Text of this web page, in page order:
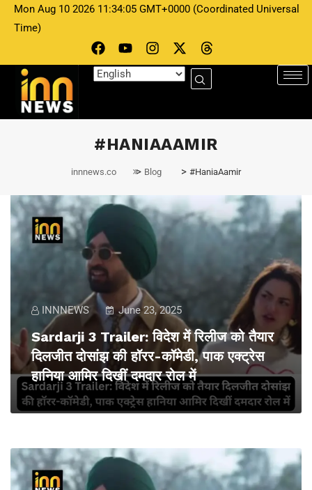
Mon Aug 10 2026 11:34:05 GMT+0000 (Coordinated Universal
Time)
#HANIAAAMIR
innnews.co > Blog > #HaniaAamir
INNNEWS June 23, 2025
Sardarji 3 Trailer: विदेश में रिलीज को तैयार
दिलजीत दोसांझ की हॉरर-कॉमेडी, पाक एक्ट्रेस
हानिया आमिर दिखीं दमदार रोल में